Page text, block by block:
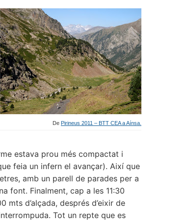
De Pirineus 2011 – BTT CEA a Aínsa.
estava prou més compactat i
feia un infern el avançar). Així que
amb un parell de parades per a
font. Finalment, cap a les 11:30
d’alçada, després d’eixir de
Tot un repte que es